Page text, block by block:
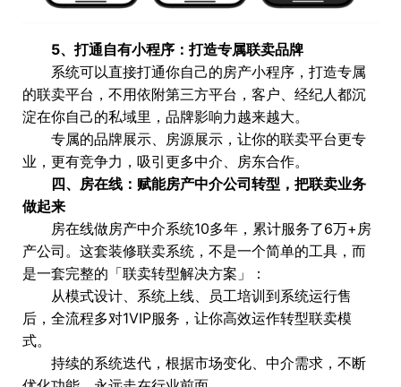
5、打通自有小程序：打造专属联卖品牌
系统可以直接打通你自己的房产小程序，打造专属
的联卖平台，不用依附第三方平台，客户、经纪人都沉
淀在你自己的私域里，品牌影响力越来越大。
专属的品牌展示、房源展示，让你的联卖平台更专
业，更有竞争力，吸引更多中介、房东合作。
四、房在线： 赋能房产中介公司转型 ，把联卖业务
做起来
房在线做房产中介系统10多年，累计服务了6万+房
产公司。这套装修联卖系统，不是一个简单的工具，而
是一套完整的「联卖转型解决方案」：
从模式设计、系统上线、员工培训到系统运行售
后，全流程多对1VIP服务，让你高效运作转型联卖模
式。
持续的系统迭代，根据市场变化、中介需求，不断